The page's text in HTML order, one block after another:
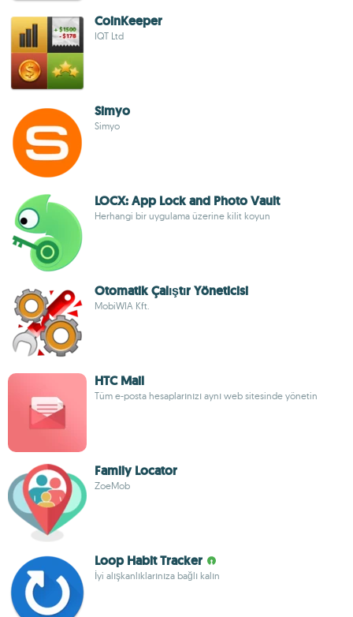
CoinKeeper
IQT Ltd
Simyo
Simyo
LOCX: App Lock and Photo Vault
Herhangi bir uygulama üzerine kilit koyun
Otomatik Çalıştır Yöneticisi
MobiWIA Kft.
HTC Mail
Tüm e-posta hesaplarınızı aynı web sitesinde yönetin
Family Locator
ZoeMob
Loop Habit Tracker
İyi alışkanlıklarınıza bağlı kalın